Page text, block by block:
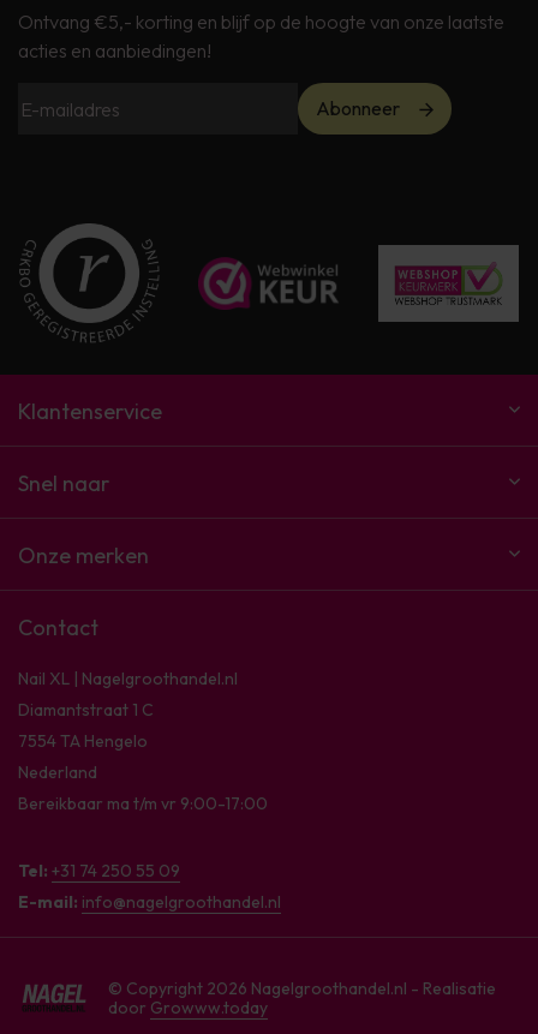
Ontvang €5,- korting en blijf op de hoogte van onze laatste
acties en aanbiedingen!
Abonneer
Klantenservice
Snel naar
Onze merken
Contact
Nail XL | Nagelgroothandel.nl
Diamantstraat 1 C
7554 TA Hengelo
Nederland
Bereikbaar ma t/m vr 9:00-17:00
Tel: +31 74 250 55 09
E-mail: info@nagelgroothandel.nl
© Copyright 2026 Nagelgroothandel.nl - Realisatie
door Growww.today